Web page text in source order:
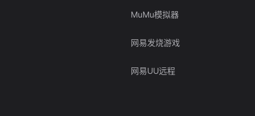
MuMu模拟器
网易发烧游戏
网易UU远程